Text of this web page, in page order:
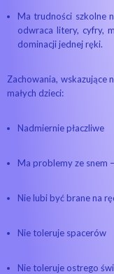
Ma trudności szkolne
odwraca litery, cyfry,
dominacji jednej ręki.
Zachowania, wskazujące
małych dzieci:
Nadmiernie płaczliwe
Ma problemy ze snem
Nie lubi być brane na
Nie toleruje spacerów
Nie toleruje ostrego